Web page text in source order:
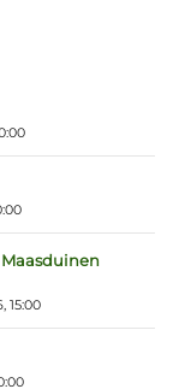
15:00